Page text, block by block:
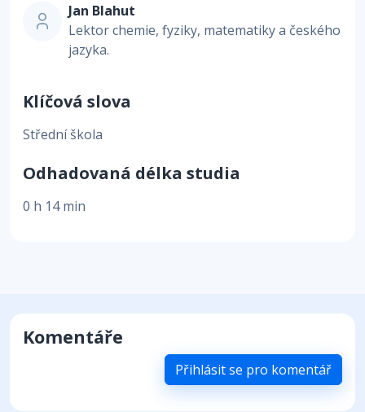
Jan Blahut
Lektor chemie, fyziky, matematiky a českého
jazyka.
Klíčová slova
Střední škola
Odhadovaná délka studia
0 h 14 min
Komentáře
Přihlásit se pro komentář